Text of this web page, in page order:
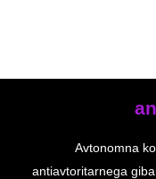
Avtonomna
antiavtoritarnega